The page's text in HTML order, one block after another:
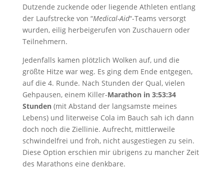
Dutzende zuckende oder liegende Athleten entlang
der Laufstrecke von “Medical-Aid“-Teams versorgt
wurden, eilig herbeigerufen von Zuschauern oder
Teilnehmern.
Jedenfalls kamen plötzlich Wolken auf, und die
größte Hitze war weg. Es ging dem Ende entgegen,
auf die 4. Runde. Nach Stunden der Qual, vielen
Gehpausen, einem Killer-Marathon in 3:53:34
Stunden(mit Abstand der langsamste meines
Lebens) und literweise Cola im Bauch sah ich dann
doch noch die Ziellinie. Aufrecht, mittlerweile
schwindelfrei und froh, nicht ausgestiegen zu sein.
Diese Option erschien mir übrigens zu mancher Zeit
des Marathons eine denkbare.